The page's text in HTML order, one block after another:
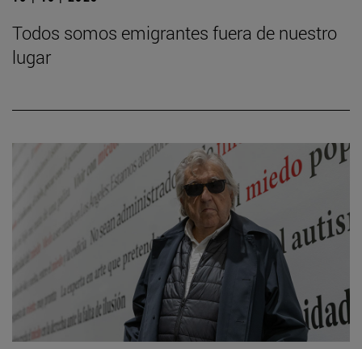
Todos somos emigrantes fuera de nuestro
lugar